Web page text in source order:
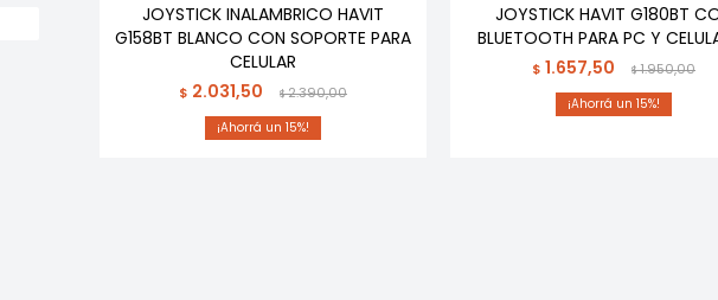
JOYSTICK INALAMBRICO HAVIT
G158BT BLANCO CON SOPORTE PARA
CELULAR
$ 2.031,50 $2.390,00
15
JOYSTICK HAVIT G180BT
BLUETOOTH PARA PC Y
$ 1.657,50 $1.950,00
15